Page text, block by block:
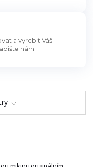
a vyrobit Váš
nám.